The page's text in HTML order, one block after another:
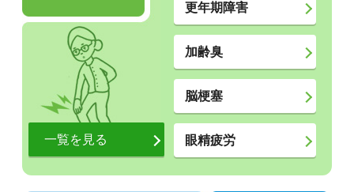
更年期障害
加齢臭
脳梗塞
眼精疲労
一覧を見る